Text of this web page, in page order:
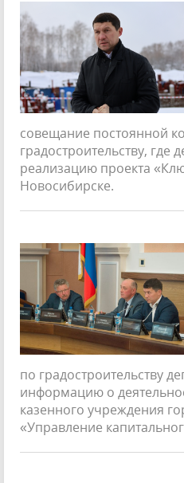
совещание постоянной
градостроительству, где
реализацию проекта
Новосибирске.
по градостроительству
информацию о
казенного учреждения
«Управление